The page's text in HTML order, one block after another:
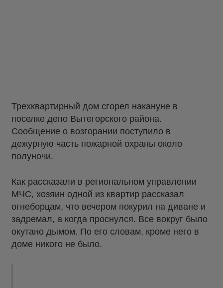
Трехквартирный дом сгорел накануне в
поселке депо Вытегорского района.
Сообщение о возгорании поступило в
дежурную часть пожарной охраны около
полуночи.
Как рассказали в региональном управлении
МЧС, хозяин одной из квартир рассказал
огнеборцам, что вечером покурил на диване и
задремал, а когда проснулся. Все вокруг было
окутано дымом. По его словам, кроме него в
доме никого не было.